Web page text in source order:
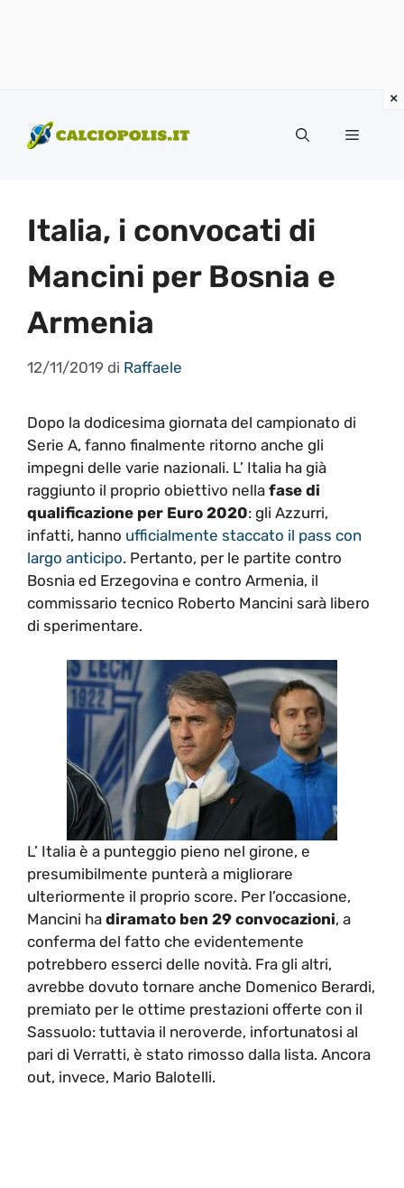
contenuto
Menu
Italia, i convocati di
Mancini per Bosnia e
Armenia
12/11/2019 di Raffaele
Dopo la dodicesima giornata del campionato di
Serie A, fanno finalmente ritorno anche gli
impegni delle varie nazionali. L’ Italia ha già
raggiunto il proprio obiettivo nella fase di
qualificazione per Euro 2020: gli Azzurri,
infatti, hanno ufficialmente staccato il pass con
largo anticipo. Pertanto, per le partite contro
Bosnia ed Erzegovina e contro Armenia, il
commissario tecnico Roberto Mancini sarà libero
di sperimentare.
L’ Italia è a punteggio pieno nel girone, e
presumibilmente punterà a migliorare
ulteriormente il proprio score. Per l’occasione,
Mancini ha diramato ben 29 convocazioni, a
conferma del fatto che evidentemente
potrebbero esserci delle novità. Fra gli altri,
avrebbe dovuto tornare anche Domenico Berardi,
premiato per le ottime prestazioni offerte con il
Sassuolo: tuttavia il neroverde, infortunatosi al
pari di Verratti, è stato rimosso dalla lista. Ancora
out, invece, Mario Balotelli.